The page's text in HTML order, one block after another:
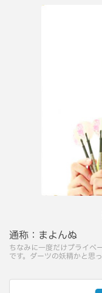
通称： まよんぬ
ちなみに一度だけプライベ
です。ダーツの妖精かと思っ